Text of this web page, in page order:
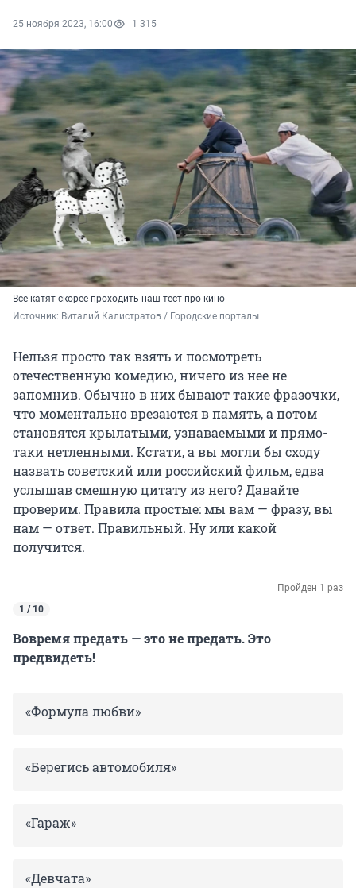
25 ноября 2023, 16:00 1 315
Все катят скорее проходить наш тест про кино
Источник: Виталий Калистратов / Городские порталы
Нельзя просто так взять и посмотреть
отечественную комедию, ничего из нее не
запомнив. Обычно в них бывают такие фразочки,
что моментально врезаются в память, а потом
становятся крылатыми, узнаваемыми и прямо-
таки нетленными. Кстати, а вы могли бы сходу
назвать советский или российский фильм, едва
услышав смешную цитату из него? Давайте
проверим. Правила простые: мы вам — фразу, вы
нам — ответ. Правильный. Ну или какой
получится.
Пройден 1 раз
1 / 10
Вовремя предать — это не предать. Это
предвидеть!
«Формула любви»
«Берегись автомобиля»
«Гараж»
«Девчата»